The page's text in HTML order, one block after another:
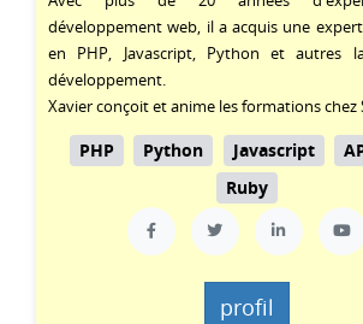
développement web, il a acquis une
en PHP, Javascript, Python et autres
développement.
Xavier conçoit et anime les formations chez
PHP Python Javascript
Ruby
profil